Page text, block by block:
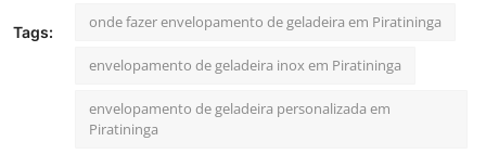
Tags:
onde fazer envelopamento de geladeira em Piratininga
envelopamento de geladeira inox em Piratininga
envelopamento de geladeira personalizada em
Piratininga